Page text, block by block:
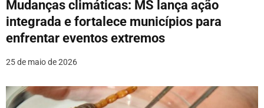
Mudanças climáticas: MS lança ação
integrada e fortalece municípios para
enfrentar eventos extremos
25 de maio de 2026